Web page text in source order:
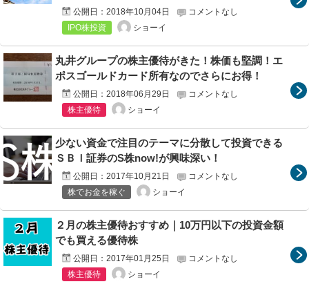
公開日： 2018年10月04日
コメントなし
IPO株投資
ショーイ
丸井グループの株主優待がきた！株価も堅調！エ
ポスゴールドカード所有なのでさらにお得！
公開日： 2018年06月29日
コメントなし
株主優待
ショーイ
少ない資金で注目のテーマに分散して投資できる
ＳＢＩ証券のS株now!が興味深い！
公開日： 2017年10月21日
コメントなし
株でお金を稼ぐ
ショーイ
２月の株主優待おすすめ｜10万円以下の投資金額
でも買える優待株
公開日： 2017年01月25日
コメントなし
株主優待
ショーイ